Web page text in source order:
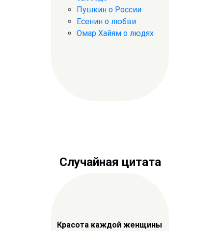
Пушкин о России
Есенин о любви
Омар Хайям о людях
Случайная цитата
Красота каждой женщины